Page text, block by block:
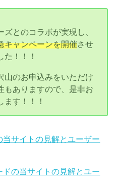
とのコラボが実現し、
キャンペーンを開催させ
！！！
山のお申込みをいただけ
もありますので、是非お
す！！！
当サイトの見解とユーザー
ドの当サイトの見解とユー